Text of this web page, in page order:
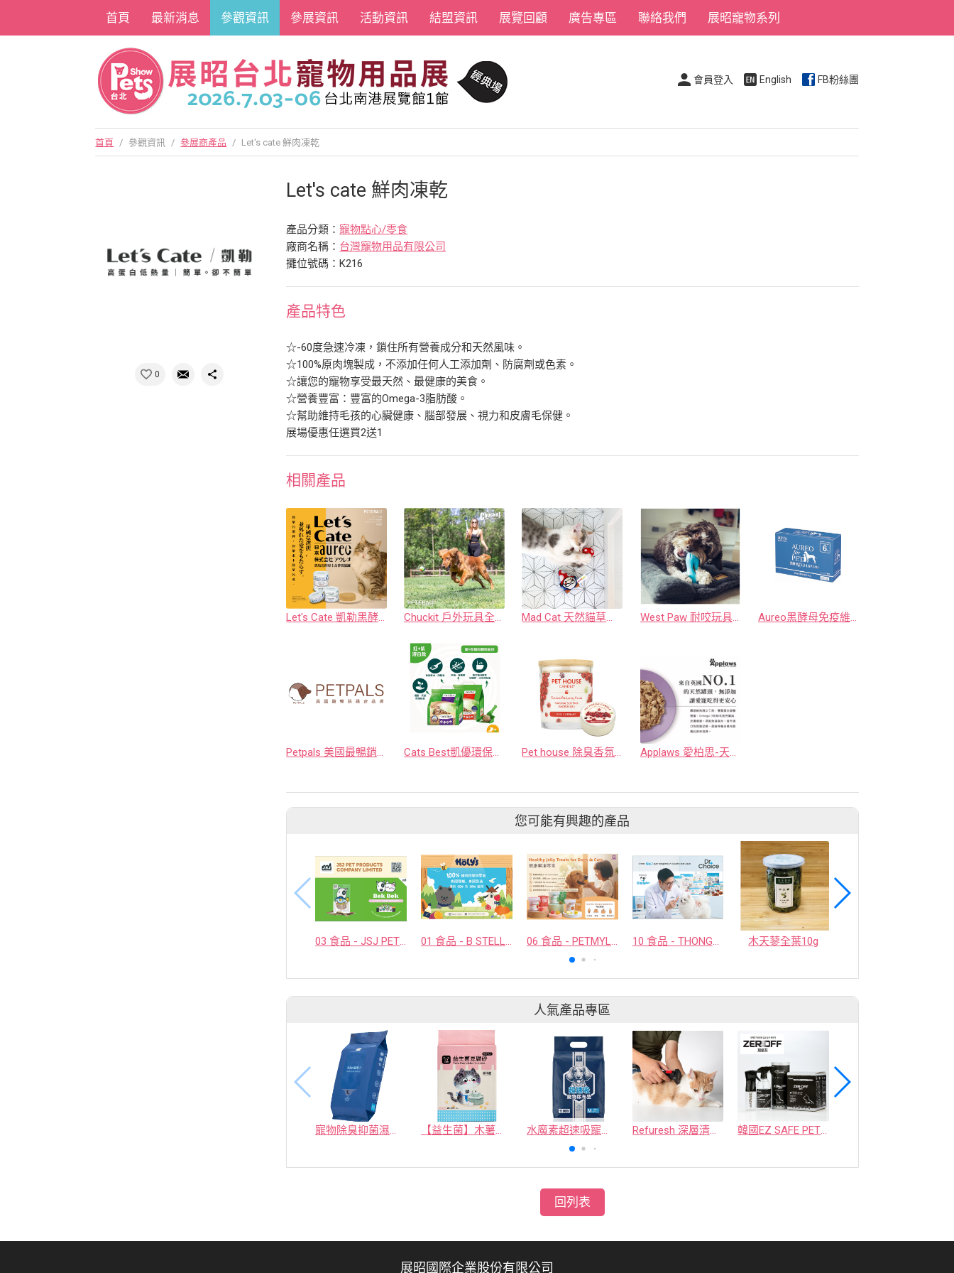
首頁 最新消息 參觀資訊 參展資訊 活動資訊 結盟資訊 展覽回顧 廣告專區 聯絡我們 展昭寵物系列
會員登入 English FB粉絲團
首頁 / 參觀資訊 / 參展商產品 / Let's cate 鮮肉凍乾
0
Let's cate 鮮肉凍乾
產品分類：寵物點心/零食
廠商名稱： 台灣寵物用品有限公司
攤位號碼：K216
產品特色
☆-60度急速冷凍，鎖住所有營養成分和天然風味。
☆100%原肉塊製成，不添加任何人工添加劑、防腐劑或色素。
☆讓您的寵物享受最天然、最健康的美食。
☆營養豐富：豐富的Omega-3脂肪酸。
☆幫助維持毛孩的心臟健康、腦部發展、視力和皮膚毛保健。
展場優惠任選買2送1
相關產品
Let's Cate 凱勒黑酵母主食營養貓罐 Chuckit 戶外玩具全美No.1戶外玩具 Mad Cat 天然貓草玩具 West Paw 耐咬玩具 全台唯一1年保固 Aureo黑酵母免疫維持-來自日本
Petpals 美國最暢銷跳台品牌 Cats Best凱優環保木屑砂 Pet house 除臭香氛蠟燭 Applaws 愛柏思-天然鮮食罐
您可能有興趣的產品
03 食品 - JSJ PET PRODUCTS COMPANY LIMITED 01 食品 - B STELLAR COMPANY LIMITED 06 食品 - PETMYLI COMPANY LIMITED 10 食品 - THONGLOR PET HOSJPITAL CO., LTD. 木天蓼全葉10g
人氣產品專區
寵物除臭抑菌濕紙巾／30抽／無味【4包100】 【益生菌】木薯豆腐砂/豆腐砂 (1包最低$119起)抽貓砂機 水魔素超速吸寵物尿布墊買1送1 Refuresh 深層清潔寵物廢毛梳 韓國EZ SAFE PET ZEROFF 消臭劑
回列表
展昭國際企業股份有限公司